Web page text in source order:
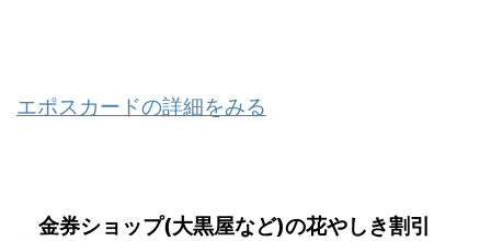
エポスカードの詳細をみる
金券ショップ(大黒屋など)の花やしき割引